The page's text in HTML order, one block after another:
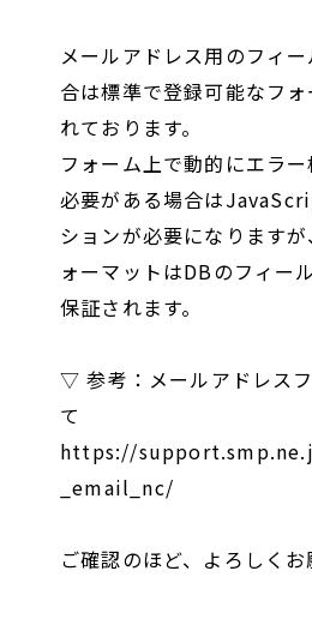
メールアドレス用のフィ
合は標準で登録可能なフ
れております。
フォーム上で動的にエラ
必要がある場合は
ションが必要になります
ォーマットはDBのフィー
保証されます。
▽ 参考：メールアドレス
て
https://
_email_nc/
ご確認のほど、よろしくお